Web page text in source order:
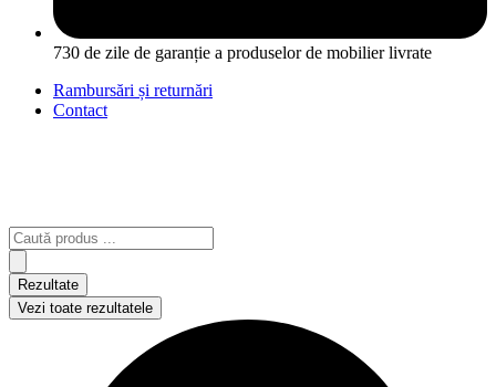
730 de zile de garanție a produselor de mobilier livrate
Rambursări și returnări
Contact
Search
...
Rezultate
Vezi toate rezultatele